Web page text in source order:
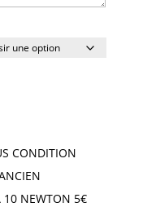
CONDITION
10 NEWTON 5€